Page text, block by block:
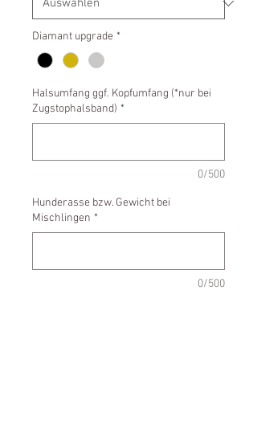
Diamant upgrade *
Halsumfang ggf. Kopfumfang (*nur bei
Zugstophalsband) *
0/500
Hunderasse bzw. Gewicht bei
Mischlingen *
0/500